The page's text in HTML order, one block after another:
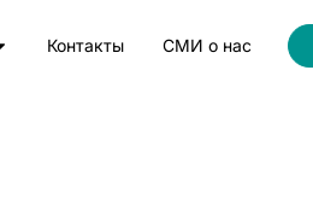
Контакты СМИ о нас